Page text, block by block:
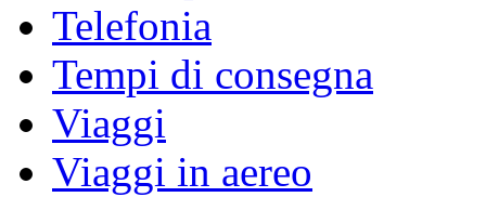
Telefonia
Tempi di consegna
Viaggi
Viaggi in aereo